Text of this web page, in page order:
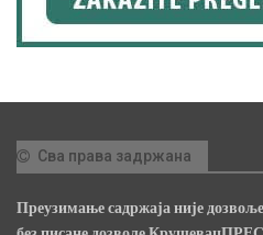
Сва права задржана
Преузимање садржаја није